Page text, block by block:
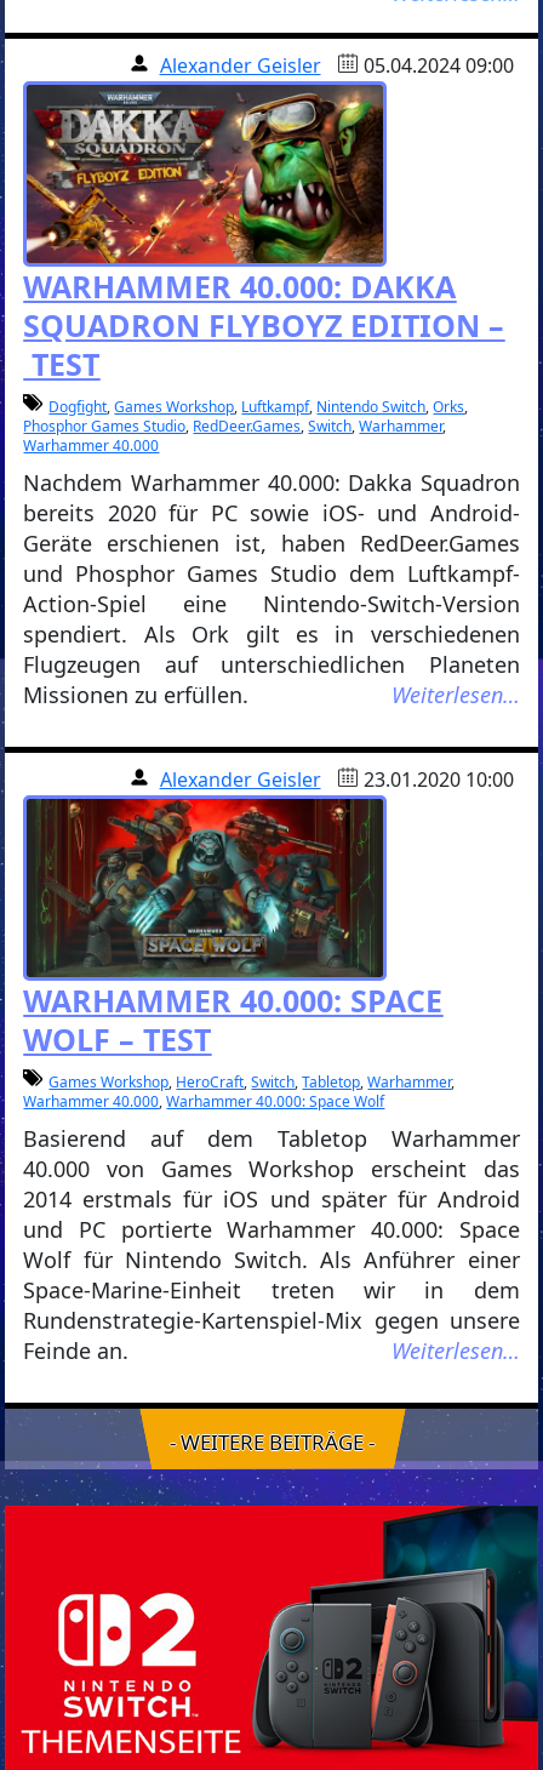
Alexander Geisler 05.04.2024 09:00
WARHAMMER 40.000: DAKKA
SQUADRON FLYBOYZ EDITION –
TEST
Dogfight,Games Workshop, Luftkampf, Nintendo Switch,Orks,
Phosphor Games Studio, RedDeer.Games,Switch,Warhammer,
Warhammer 40.000
Nachdem Warhammer 40.000: Dakka Squadron
bereits 2020 für PC sowie iOS- und Android-
Geräte erschienen ist, haben RedDeer.Games
und Phosphor Games Studio dem Luftkampf-
Action-Spiel eine Nintendo-Switch-Version
spendiert. Als Ork gilt es in verschiedenen
Flugzeugen auf unterschiedlichen Planeten
Missionen zu erfüllen.
Weiterlesen…
Alexander Geisler 23.01.2020 10:00
WARHAMMER 40.000: SPACE
WOLF – TEST
Games Workshop, HeroCraft,Switch,Tabletop,Warhammer,
Warhammer 40.000,Warhammer 40.000: Space Wolf
Basierend auf dem Tabletop Warhammer
40.000 von Games Workshop erscheint das
2014 erstmals für iOS und später für Android
und PC portierte Warhammer 40.000: Space
Wolf für Nintendo Switch. Als Anführer einer
Space-Marine-Einheit treten wir in dem
Rundenstrategie-Kartenspiel-Mix gegen unsere
Feinde an.
Weiterlesen…
- WEITERE BEITRÄGE -